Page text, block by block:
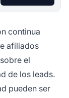
continua
afiliados
el
de los leads.
pueden ser